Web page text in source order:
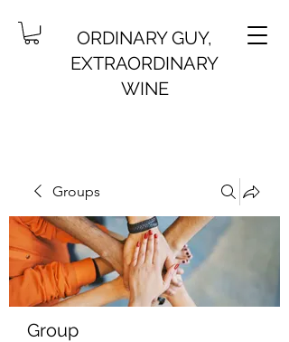
ORDINARY GUY,
EXTRAORDINARY
WINE
Groups
Group